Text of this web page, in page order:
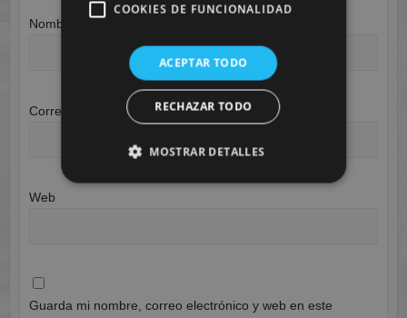
Nombre
Correo electrónico
Web
Guarda mi nombre, correo electrónico y web en este
COOKIES DE FUNCIONALIDAD
ACEPTAR TODO
RECHAZAR TODO
MOSTRAR DETALLES